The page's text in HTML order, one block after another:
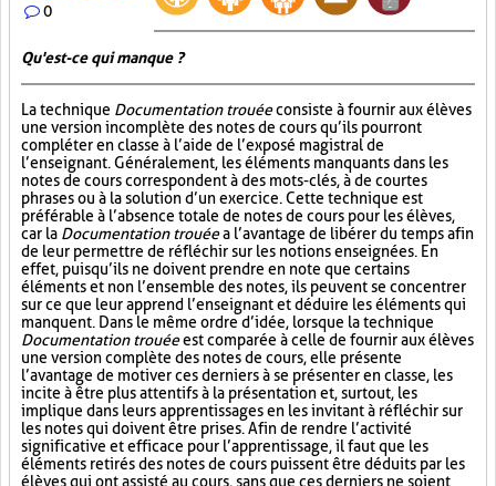
0
Qu'est-ce qui manque ?
La technique Documentation trouéeconsiste à fournir aux élèves
une version incomplète des notes de cours qu’ils pourront
compléter en classe à l’aide de l’exposé magistral de
l’enseignant. Généralement, les éléments manquants dans les
notes de cours correspondent à des mots-clés, à de courtes
phrases ou à la solution d’un exercice. Cette technique est
préférable à l’absence totale de notes de cours pour les élèves,
car la Documentation trouéea l’avantage de libérer du temps afin
de leur permettre de réfléchir sur les notions enseignées. En
effet, puisqu’ils ne doivent prendre en note que certains
éléments et non l’ensemble des notes, ils peuvent se concentrer
sur ce que leur apprend l’enseignant et déduire les éléments qui
manquent. Dans le même ordre d’idée, lorsque la technique
Documentation trouéeest comparée à celle de fournir aux élèves
une version complète des notes de cours, elle présente
l’avantage de motiver ces derniers à se présenter en classe, les
incite à être plus attentifs à la présentation et, surtout, les
implique dans leurs apprentissages en les invitant à réfléchir sur
les notes qui doivent être prises. Afin de rendre l’activité
significative et efficace pour l’apprentissage, il faut que les
éléments retirés des notes de cours puissent être déduits par les
élèves qui ont assisté au cours, sans que ces derniers ne soient